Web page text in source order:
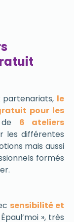
partenariats, le
pour les
6 ateliers
les différentes
mais aussi
formés
sensibilité et
», très